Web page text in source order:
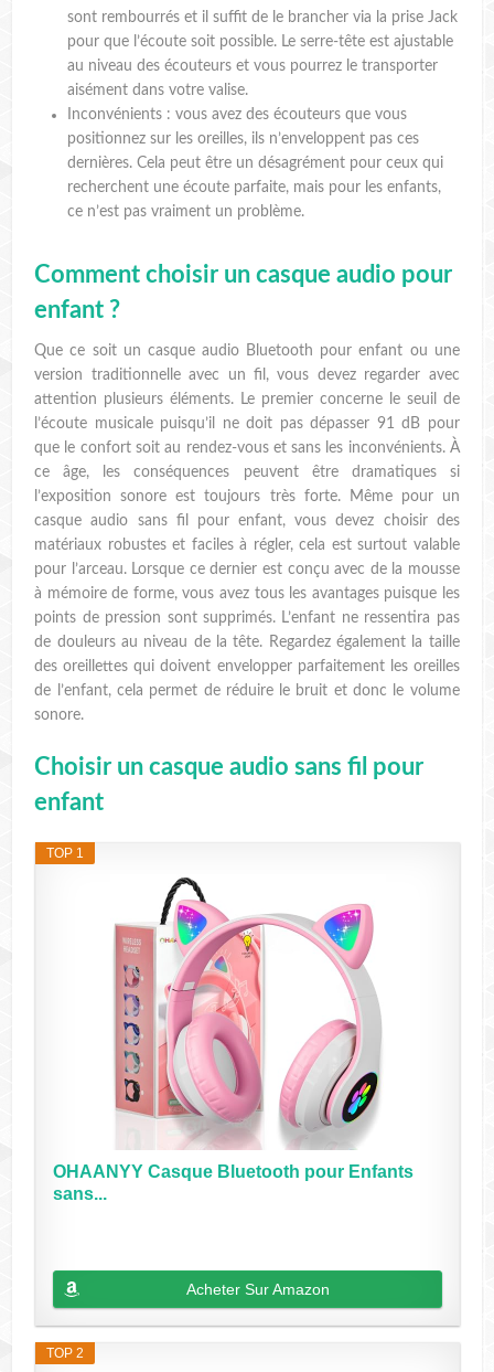
sont rembourrés et il suffit de le brancher via la prise Jack
pour que l’écoute soit possible. Le serre-tête est ajustable
au niveau des écouteurs et vous pourrez le transporter
aisément dans votre valise.
Inconvénients : vous avez des écouteurs que vous
positionnez sur les oreilles, ils n’enveloppent pas ces
dernières. Cela peut être un désagrément pour ceux qui
recherchent une écoute parfaite, mais pour les enfants,
ce n’est pas vraiment un problème.
Comment choisir un casque audio pour
enfant ?
Que ce soit un casque audio Bluetooth pour enfant ou une
version traditionnelle avec un fil, vous devez regarder avec
attention plusieurs éléments. Le premier concerne le seuil de
l’écoute musicale puisqu’il ne doit pas dépasser 91 dB pour
que le confort soit au rendez-vous et sans les inconvénients. À
ce âge, les conséquences peuvent être dramatiques si
l’exposition sonore est toujours très forte. Même pour un
casque audio sans fil pour enfant, vous devez choisir des
matériaux robustes et faciles à régler, cela est surtout valable
pour l’arceau. Lorsque ce dernier est conçu avec de la mousse
à mémoire de forme, vous avez tous les avantages puisque les
points de pression sont supprimés. L’enfant ne ressentira pas
de douleurs au niveau de la tête. Regardez également la taille
des oreillettes qui doivent envelopper parfaitement les oreilles
de l’enfant, cela permet de réduire le bruit et donc le volume
sonore.
Choisir un casque audio sans fil pour
enfant
TOP 1
OHAANYY Casque Bluetooth pour Enfants
sans...
Acheter Sur Amazon
TOP 2